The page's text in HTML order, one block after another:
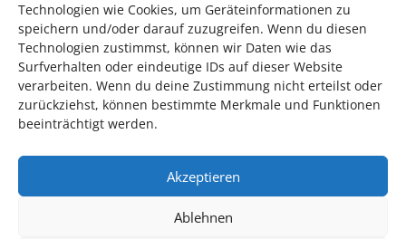
Technologien wie Cookies, um Geräteinformationen zu
speichern und/oder darauf zuzugreifen. Wenn du diesen
Technologien zustimmst, können wir Daten wie das
Surfverhalten oder eindeutige IDs auf dieser Website
verarbeiten. Wenn du deine Zustimmung nicht erteilst oder
zurückziehst, können bestimmte Merkmale und Funktionen
beeinträchtigt werden.
Akzeptieren
Ablehnen
Workshop
Zum Mitmachen
TECHNIK SUPPORT GESUCHT!